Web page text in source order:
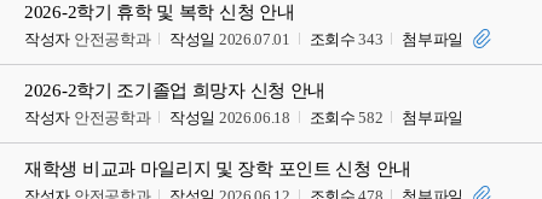
2026-2학기 휴학 및 복학 신청 안내
작성자 안전공학과 작성일 2026.07.01 조회수 343 첨부파일
2026-2학기 조기졸업 희망자 신청 안내
작성자 안전공학과 작성일 2026.06.18 조회수 582 첨부파일
재학생 비교과 마일리지 및 장학 포인트 신청 안내